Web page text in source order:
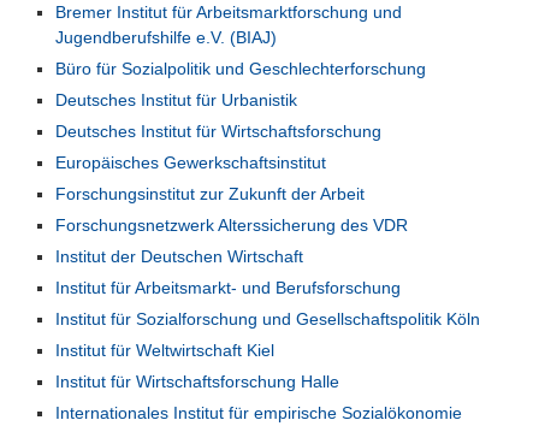
Bremer Institut für Arbeitsmarktforschung und
Jugendberufshilfe e.V. (BIAJ)
Büro für Sozialpolitik und Geschlechterforschung
Deutsches Institut für Urbanistik
Deutsches Institut für Wirtschaftsforschung
Europäisches Gewerkschaftsinstitut
Forschungsinstitut zur Zukunft der Arbeit
Forschungsnetzwerk Alterssicherung des VDR
Institut der Deutschen Wirtschaft
Institut für Arbeitsmarkt- und Berufsforschung
Institut für Sozialforschung und Gesellschaftspolitik Köln
Institut für Weltwirtschaft Kiel
Institut für Wirtschaftsforschung Halle
Internationales Institut für empirische Sozialökonomie